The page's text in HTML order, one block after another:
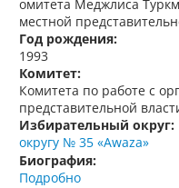
омитета Меджлиса
местной
Год рождения:
1993
Комитет:
Комитета по работе с
представительной
Избирательный округ:
округу № 35 «Awaza»
Биография:
Подробно